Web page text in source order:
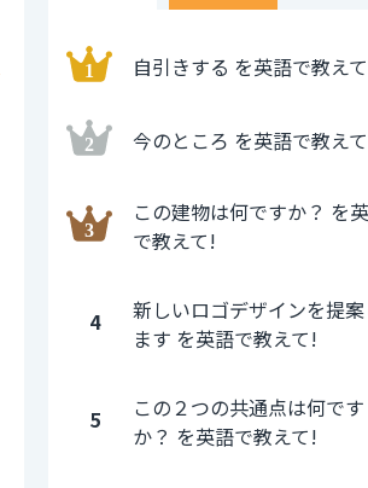
自引きする を英語で教え
今のところ を英語で教え
この建物は何ですか？ を
で教えて!
4
新しいロゴデザインを提案
ます を英語で教えて!
5
この２つの共通点は何です
か？ を英語で教えて!